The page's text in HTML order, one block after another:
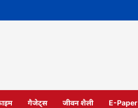
गैजेट्स जीवन शैली E-Paper